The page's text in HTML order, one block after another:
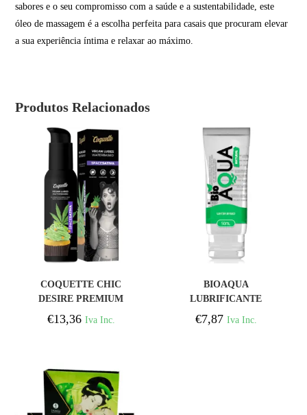
sabores e o seu compromisso com a saúde e a sustentabilidade, este
óleo de massagem é a escolha perfeita para casais que procuram elevar
a sua experiência íntima e relaxar ao máximo.
Produtos Relacionados
COQUETTE CHIC
DESIRE PREMIUM
EXPERIENCE 100ML
VEGAN LUBES SPACE
€13,36 Iva Inc.
BIOAQUA
LUBRIFICANTE
INGREDIENTES
NATURAIS À BASE DE
€7,87 Iva Inc.